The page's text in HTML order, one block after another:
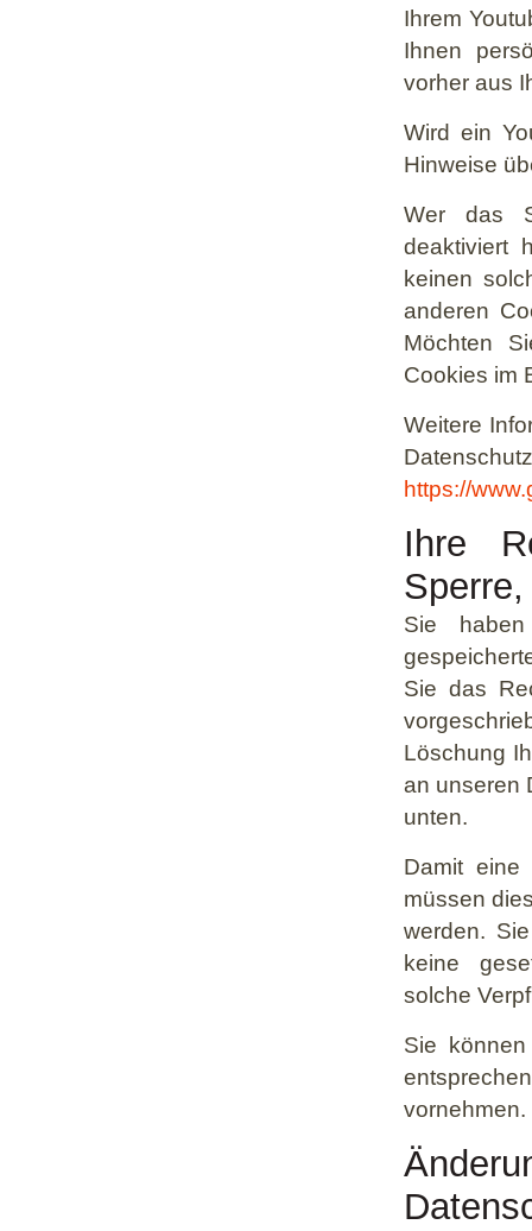
Ihrem
Ihnen
vorher aus
Wird ein
Hinweise
Wer das
deaktiviert
keinen
anderen
Möchten
Cookies im
Weitere
https://
Ihre
Sie
Sie das
Löschung
an unseren
unten.
Damit eine
müssen
werden.
keine
solche
Sie
vornehmen.